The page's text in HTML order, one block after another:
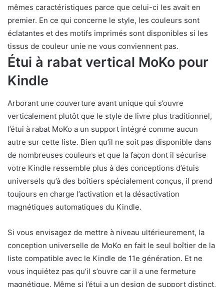
mêmes caractéristiques parce que celui-ci les avait en
premier. En ce qui concerne le style, les couleurs sont
éclatantes et des motifs imprimés sont disponibles si les
tissus de couleur unie ne vous conviennent pas.
Étui à rabat vertical MoKo pour
Kindle
Arborant une couverture avant unique qui s’ouvre
verticalement plutôt que le style de livre plus traditionnel,
l’étui à rabat MoKo a un support intégré comme aucun
autre sur cette liste. Bien qu’il ne soit pas disponible dans
de nombreuses couleurs et que la façon dont il sécurise
votre Kindle ressemble plus à des conceptions d’étuis
universels qu’à des boîtiers spécialement conçus, il prend
toujours en charge l’activation et la désactivation
magnétiques automatiques du Kindle.
Si vous envisagez de mettre à niveau ultérieurement, la
conception universelle de MoKo en fait le seul boîtier de la
liste compatible avec le Kindle de 11e génération. Et ne
vous inquiétez pas qu’il s’ouvre car il a une fermeture
magnétique. Même si l’étui a un design de support distinct,